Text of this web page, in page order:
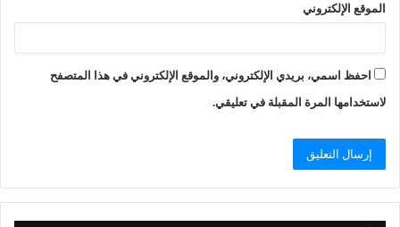
الموقع الإلكتروني
احفظ اسمي، بريدي الإلكتروني، والموقع الإلكتروني في هذا المتصفح
لاستخدامها المرة المقبلة في تعليقي.